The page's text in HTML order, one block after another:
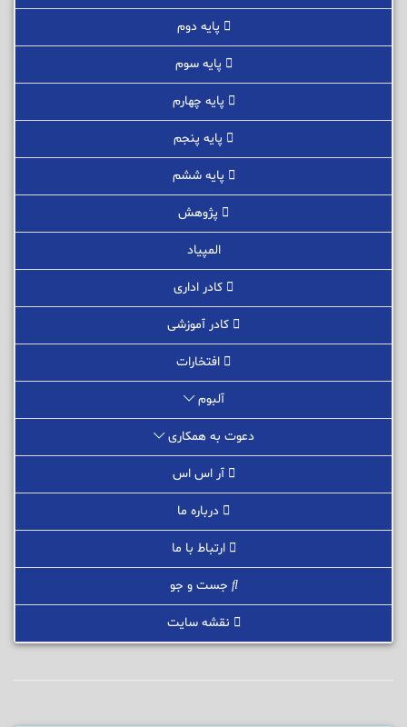
پایه دوم
پایه سوم
پایه چهارم
پایه پنجم
پایه ششم
پژوهش
المپیاد
کادر اداری
کادر آموزشی
افتخارات
آلبوم
دعوت به همکاری
آر اس اس
درباره ما
ارتباط با ما
جست و جو
نقشه سایت